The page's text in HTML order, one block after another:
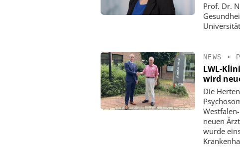
Prof. Dr.
NEWS •
LWL-
wird
Die
neuen
wurde
EASY SOFTWARE AG
Digitalisierung im
Personalmanagement: Von
Ordnung zur KI-fähigen